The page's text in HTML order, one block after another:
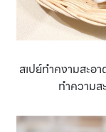
สเปย์ทำคงามสะอ
ทำความส